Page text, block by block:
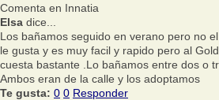
Comenta en Innatia
Elsa dice...
Los bañamos seguido en verano pero no
le gusta y es muy facil y rapido pero al
cuesta bastante .Lo bañamos entre dos o
Ambos eran de la calle y los adoptamos
Te gusta: 0 0 Responder